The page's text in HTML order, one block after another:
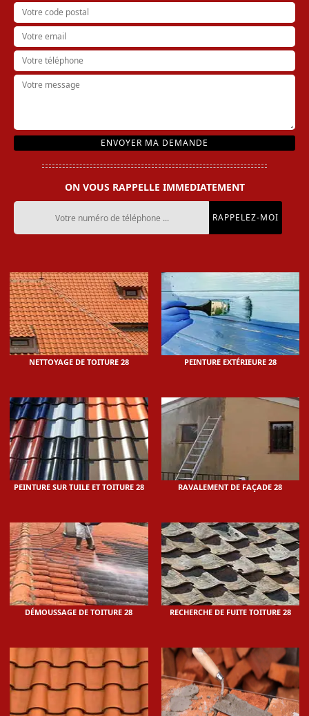
ON VOUS RAPPELLE IMMEDIATEMENT
NETTOYAGE DE TOITURE 28 PEINTURE EXTÉRIEURE 28
PEINTURE SUR TUILE ET TOITURE 28 RAVALEMENT DE FAÇADE 28
DÉMOUSSAGE DE TOITURE 28 RECHERCHE DE FUITE TOITURE 28